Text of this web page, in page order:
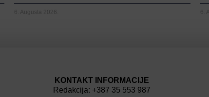
6. Augusta 2026. 6.
KONTAKT INFORMACIJE
Redakcija: +387 35 553 987